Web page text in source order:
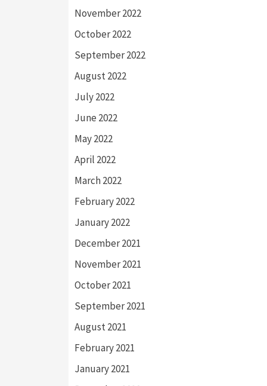
November 2022
October 2022
September 2022
August 2022
July 2022
June 2022
May 2022
April 2022
March 2022
February 2022
January 2022
December 2021
November 2021
October 2021
September 2021
August 2021
February 2021
January 2021